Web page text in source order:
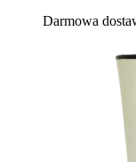
Darmowa